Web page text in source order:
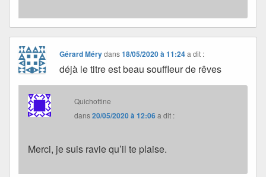
Gérard Mérydans18/05/2020 à 11:24 a dit :
déjà le titre est beau souffleur de rêves
Quichottine
dans20/05/2020 à 12:06a dit :
Merci, je suis ravie qu’il te plaise.